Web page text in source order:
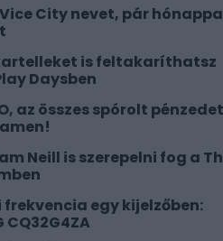
City nevet, pár
is feltakaríthatsz
Daysben
az összes spórolt pénzedet
Neill is szerepelni fog a
egy kijelzőben:
CQ32G4ZA